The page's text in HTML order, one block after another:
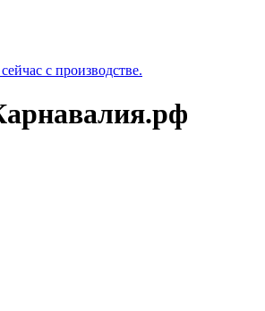
с производстве.